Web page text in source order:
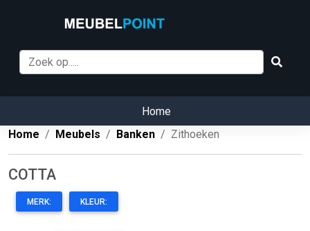
Home
Home
Meubels Banken Zithoeken
COTTA
MERK: KLEUR: